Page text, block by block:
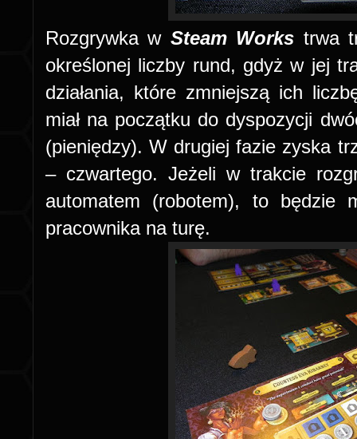
Rozgrywka w Steam Works trwa
określonej liczby rund, gdyż w jej
działania, które zmniejszą ich
miał na początku do dyspozycji
(pieniędzy). W drugiej fazie zyska
– czwartego. Jeżeli w trakcie
automatem (robotem), to będzie
pracownika na turę.